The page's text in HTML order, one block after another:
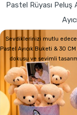
Pastel Rüyası Peluş
Sevdiklerinizi mutlu
Pastel Ayıcık Buketi & 30
dokusu ve sevimli